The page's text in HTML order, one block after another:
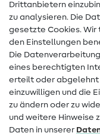
Kontakt
Infos zum
FAQ
Widerrufsrecht
Beliebt
Stoffe
Drittanbietern
zu analysieren. Die
gesetzte Cookies. Wir
den Einstellungen
Die
eines berechtigten
erteilt oder abgelehnt
einzuwilligen und die
zu ändern oder zu
und weitere Hinweise
Daten in unserer